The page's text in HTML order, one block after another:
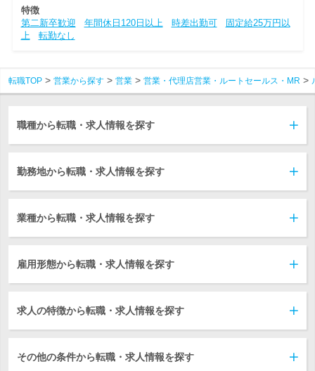
特徴
第二新卒歓迎
年間休日120日以上 時差出勤可
固定給25万円以
上
転勤なし
転職TOP 営業から探す 営業 営業・代理店営業・ルートセールス・MR
職種から転職・求人情報を探す
勤務地から転職・求人情報を探す
業種から転職・求人情報を探す
雇用形態から転職・求人情報を探す
求人の特徴から転職・求人情報を探す
その他の条件から転職・求人情報を探す